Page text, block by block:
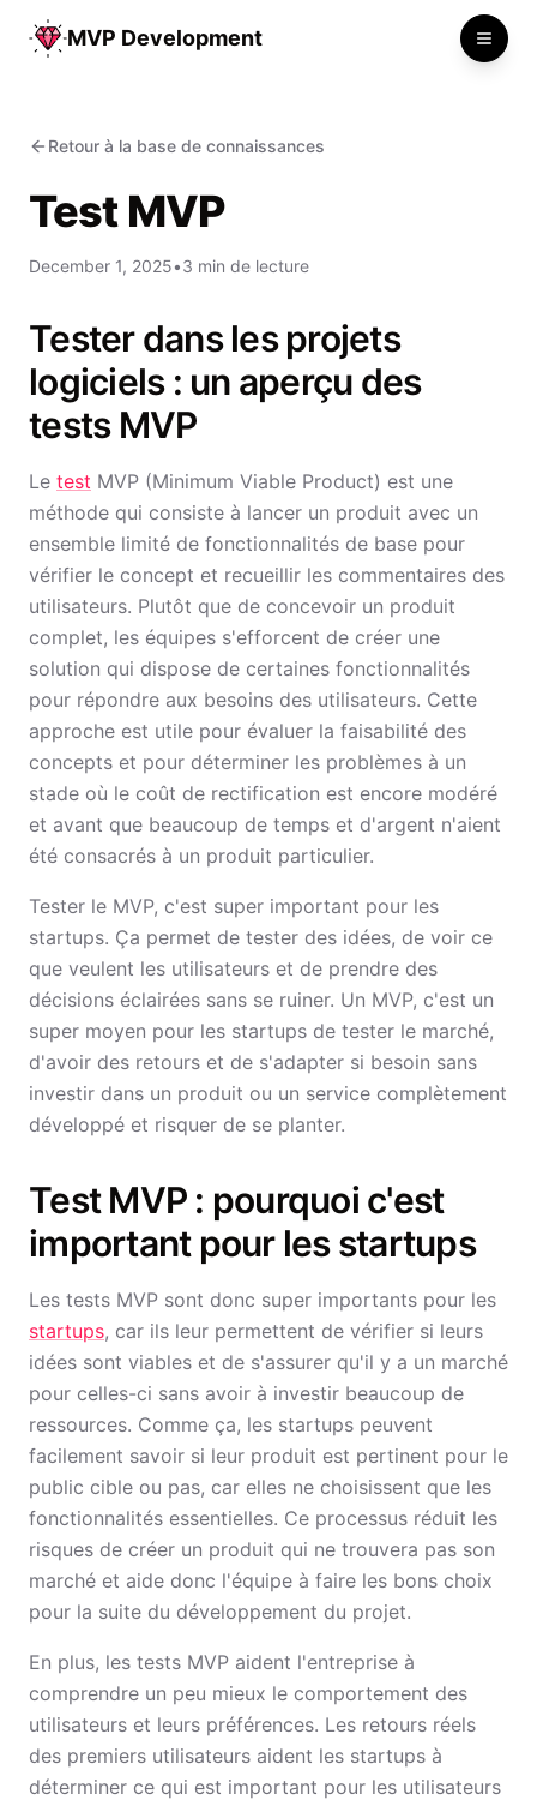
MVP Development
Retour à la base de connaissances
Test MVP
December 1, 2025•3 min de lecture
Tester dans les projets
logiciels : un aperçu des
tests MVP
Le test MVP (Minimum Viable Product) est une
méthode qui consiste à lancer un produit avec un
ensemble limité de fonctionnalités de base pour
vérifier le concept et recueillir les commentaires des
utilisateurs. Plutôt que de concevoir un produit
complet, les équipes s'efforcent de créer une
solution qui dispose de certaines fonctionnalités
pour répondre aux besoins des utilisateurs. Cette
approche est utile pour évaluer la faisabilité des
concepts et pour déterminer les problèmes à un
stade où le coût de rectification est encore modéré
et avant que beaucoup de temps et d'argent n'aient
été consacrés à un produit particulier.
Tester le MVP, c'est super important pour les
startups. Ça permet de tester des idées, de voir ce
que veulent les utilisateurs et de prendre des
décisions éclairées sans se ruiner. Un MVP, c'est un
super moyen pour les startups de tester le marché,
d'avoir des retours et de s'adapter si besoin sans
investir dans un produit ou un service complètement
développé et risquer de se planter.
Test MVP : pourquoi c'est
important pour les startups
Les tests MVP sont donc super importants pour les
startups, car ils leur permettent de vérifier si leurs
idées sont viables et de s'assurer qu'il y a un marché
pour celles-ci sans avoir à investir beaucoup de
ressources. Comme ça, les startups peuvent
facilement savoir si leur produit est pertinent pour le
public cible ou pas, car elles ne choisissent que les
fonctionnalités essentielles. Ce processus réduit les
risques de créer un produit qui ne trouvera pas son
marché et aide donc l'équipe à faire les bons choix
pour la suite du développement du projet.
En plus, les tests MVP aident l'entreprise à
comprendre un peu mieux le comportement des
utilisateurs et leurs préférences. Les retours réels
des premiers utilisateurs aident les startups à
déterminer ce qui est important pour les utilisateurs